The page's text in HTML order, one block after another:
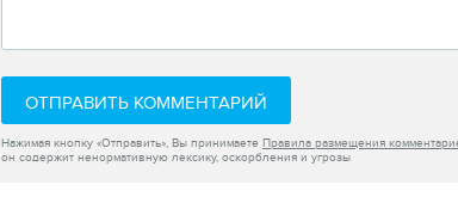
ОТПРАВИТЬ КОММЕНТАРИЙ
Нажимая кнопку «Отправить», Вы принимаете Правила размещения
он содержит ненормативную лексику, оскорбления и угрозы